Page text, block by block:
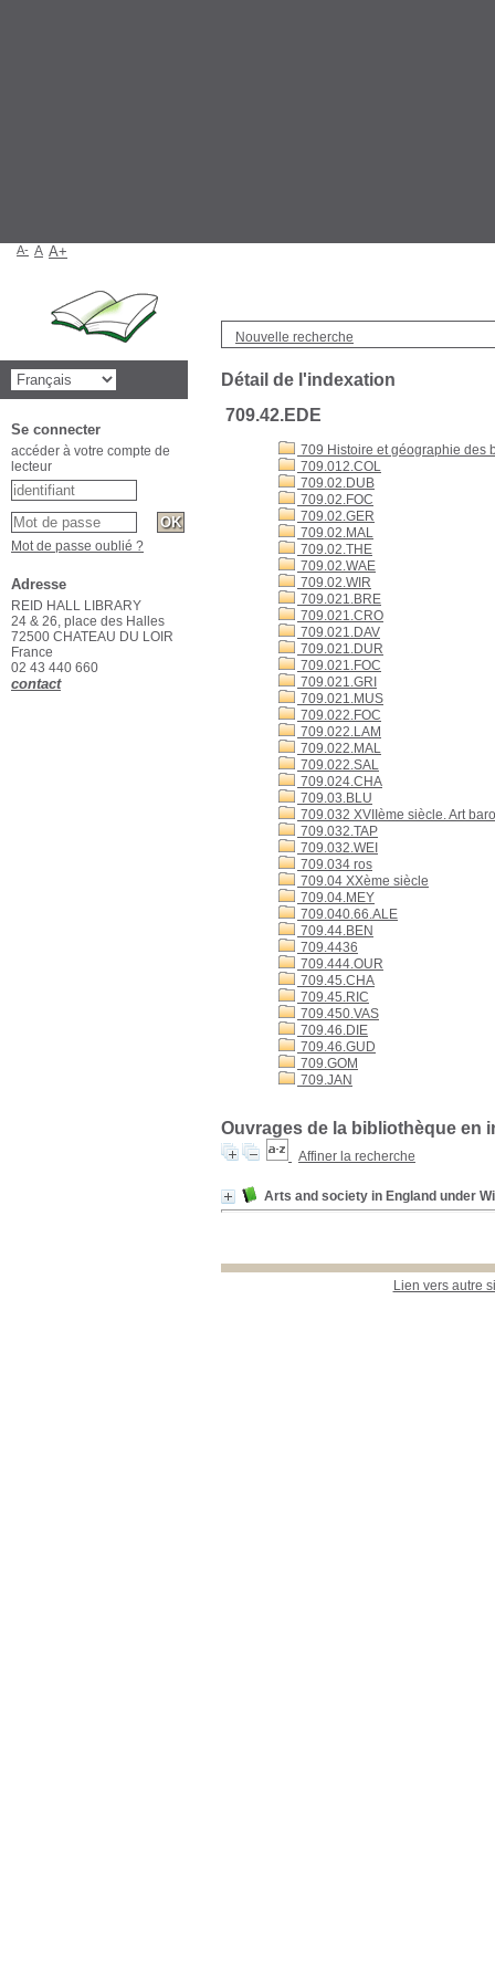
Nouvelle recherche
Détail de l'indexation
709.42.EDE
709 Histoire et géographie des
709.012.COL
709.02.DUB
709.02.FOC
709.02.GER
709.02.MAL
709.02.THE
709.02.WAE
709.02.WIR
709.021.BRE
709.021.CRO
709.021.DAV
709.021.DUR
709.021.FOC
709.021.GRI
709.021.MUS
709.022.FOC
709.022.LAM
709.022.MAL
709.022.SAL
709.024.CHA
709.03.BLU
709.032 XVIIème siècle. Art
709.032.TAP
709.032.WEI
709.034 ros
709.04 XXème siècle
709.04.MEY
709.040.66.ALE
709.44.BEN
709.4436
709.444.OUR
709.45.CHA
709.45.RIC
709.450.VAS
709.46.DIE
709.46.GUD
709.GOM
709.JAN
Ouvrages de la bibliothèque en
Affiner la recherche
Arts and society in England under
Lien vers autre
A- A A+
Se connecter
accéder à votre compte de
lecteur
Mot de passe oublié ?
Adresse
REID HALL LIBRARY
24 & 26, place des Halles
72500 CHATEAU DU LOIR
France
02 43 440 660
contact